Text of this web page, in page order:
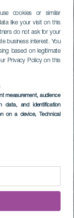
cookies or similar
like your visit on this
do not ask for your
business interest. You
based on legitimate
Privacy Policy on this
measurement, audience
data, and identification
on a device, Technical